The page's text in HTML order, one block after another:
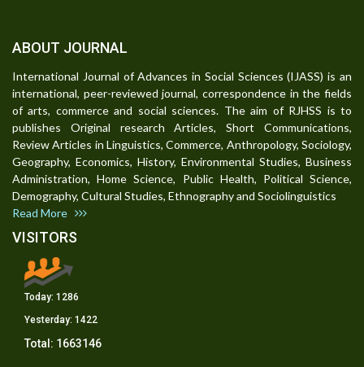
ABOUT JOURNAL
International Journal of Advances in Social Sciences (IJASS) is an
international, peer-reviewed journal, correspondence in the fields
of arts, commerce and social sciences. The aim of RJHSS is to
publishes Original research Articles, Short Communications,
Review Articles in Linguistics, Commerce, Anthropology, Sociology,
Geography, Economics, History, Environmental Studies, Business
Administration, Home Science, Public Health, Political Science,
Demography, Cultural Studies, Ethnography and Sociolinguistics
Read More
VISITORS
Today: 1286
Yesterday: 1422
Total: 1663146